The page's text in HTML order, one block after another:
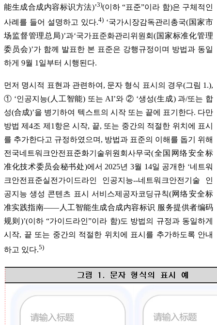
能生成合成内容标识方法)’3)(이하 “표준”이라 함)은 구체적인
사례를 들어 설명하고 있다.4) ‘국가시장감독관리총국(国家市
场监督管理总局)’과‘국가표준화관리위원회(国家标准化管理
委员会)’가 함께 발표한 본 표준은 강행규정이며 방법과 동일
하게 9월 1일부터 시행된다.
먼저 명시적 표현과 관련하여, 문자 형식 표시의 경우(그림 1.),
① ‘인공지능(人工智能) 또는 AI’와 ② ‘생성(生成) 과/또는 합
성(合成)’을 병기하여 텍스트의 시작 또는 끝에 표기한다. 다만
방법 제4조 제1항은 시작, 끝, 또는 중간의 적절한 위치에 표시
를 추가한다고 규정하였으며, 방법과 표준의 이해를 돕기 위해
전국네트워크안전표준화기술위원회사무국(全国网络安全标
准化技术委员会秘书处)에서 2025년 3월 14일 공개한 ‘네트워
크안전표준실전가이드라인 인공지능--네트워크안전기술 인
공지능 생성 콘텐츠 표시 서비스제공자코딩규칙(网络安全标
准实践指南——人工智能生成合成内容标识 服务提供者编码
规则)’(이하 “가이드라인”이라 함)도 방법의 규정과 동일하게
시작, 끝 또는 중간의 적절한 위치에 표시를 추가하도록 안내
하고 있다.5)